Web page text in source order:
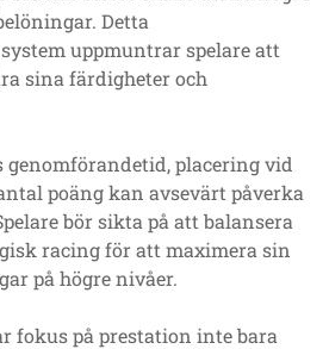
Detta
uppmuntrar spelare att
sina färdigheter och
genomförandetid, placering vid
poäng kan avsevärt påverka
bör sikta på att balansera
racing för att maximera sin
på högre nivåer.
fokus på prestation inte bara